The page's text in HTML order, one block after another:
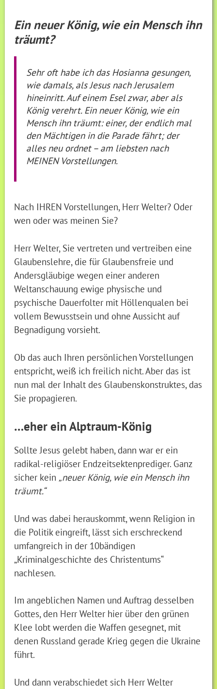
Ein neuer König, wie ein Mensch ihn
träumt?
Sehr oft habe ich das Hosianna gesungen,
wie damals, als Jesus nach Jerusalem
hineinritt. Auf einem Esel zwar, aber als
König verehrt. Ein neuer König, wie ein
Mensch ihn träumt: einer, der endlich mal
den Mächtigen in die Parade fährt; der
alles neu ordnet – am liebsten nach
MEINEN Vorstellungen.
Nach IHREN Vorstellungen, Herr Welter? Oder
wen oder was meinen Sie?
Herr Welter, Sie vertreten und vertreiben eine
Glaubenslehre, die für Glaubensfreie und
Andersgläubige wegen einer anderen
Weltanschauung ewige physische und
psychische Dauerfolter mit Höllenqualen bei
vollem Bewusstsein und ohne Aussicht auf
Begnadigung vorsieht.
Ob das auch Ihren persönlichen Vorstellungen
entspricht, weiß ich freilich nicht. Aber das ist
nun mal der Inhalt des Glaubenskonstruktes, das
Sie propagieren.
…eher ein Alptraum-König
Sollte Jesus gelebt haben, dann war er ein
radikal-religiöser Endzeitsektenprediger. Ganz
sicher kein „neuer König, wie ein Mensch ihn
träumt.“
Und was dabei herauskommt, wenn Religion in
die Politik eingreift, lässt sich erschreckend
umfangreich in der 10bändigen
„Kriminalgeschichte des Christentums“
nachlesen.
Im angeblichen Namen und Auftrag desselben
Gottes, den Herr Welter hier über den grünen
Klee lobt werden die Waffen gesegnet, mit
denen Russland gerade Krieg gegen die Ukraine
führt.
Und dann verabschiedet sich Herr Welter